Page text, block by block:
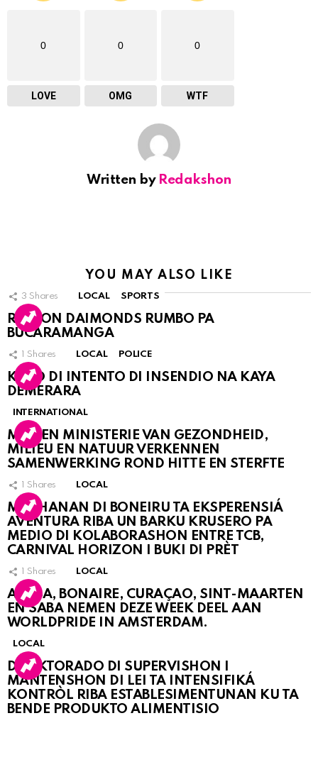
0
LOVE
0
OMG
0
WTF
Written by Redakshon
YOU MAY ALSO LIKE
3 Shares LOCAL SPORTS
RINCON DAIMONDS RUMBO PA
BUCARAMANGA
1 Shares LOCAL POLICE
KASO DI INTENTO DI INSENDIO NA KAYA
DEMERARA
INTERNATIONAL
MDC EN MINISTERIE VAN GEZONDHEID,
MILIEU EN NATUUR VERKENNEN
SAMENWERKING ROND HITTE EN STERFTE
1 Shares LOCAL
MUCHANAN DI BONEIRU TA EKSPERENSIÁ
AVENTURA RIBA UN BARKU KRUSERO PA
MEDIO DI KOLABORASHON ENTRE TCB,
CARNIVAL HORIZON I BUKI DI PRÈT
1 Shares LOCAL
ARUBA, BONAIRE, CURAÇAO, SINT-MAARTEN
EN SABA NEMEN DEZE WEEK DEEL AAN
WORLDPRIDE IN AMSTERDAM.
LOCAL
DIREKTORADO DI SUPERVISHON I
MANTENSHON DI LEI TA INTENSIFIKÁ
KONTRÒL RIBA ESTABLESIMENTUNAN KU TA
BENDE PRODUKTO ALIMENTISIO